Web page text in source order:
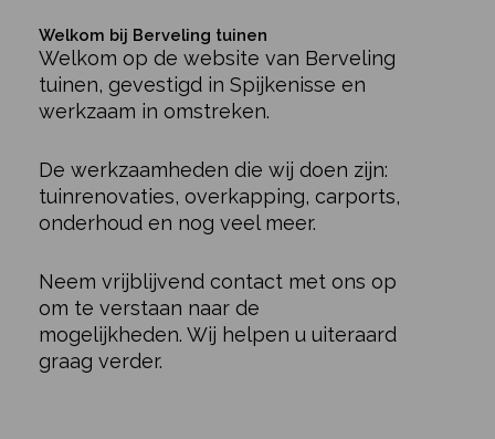
Welkom bij Berveling tuinen
Welkom op de website van Berveling
tuinen, gevestigd in Spijkenisse en
werkzaam in omstreken.
De werkzaamheden die wij doen zijn:
tuinrenovaties, overkapping, carports,
onderhoud en nog veel meer.
Neem vrijblijvend contact met ons op
om te verstaan naar de
mogelijkheden. Wij helpen u uiteraard
graag verder.